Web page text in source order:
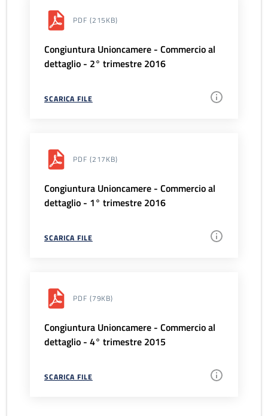
PDF (215KB)
Congiuntura Unioncamere - Commercio al
dettaglio - 2° trimestre 2016
SCARICA FILE
PDF (217KB)
Congiuntura Unioncamere - Commercio al
dettaglio - 1° trimestre 2016
SCARICA FILE
PDF (79KB)
Congiuntura Unioncamere - Commercio al
dettaglio - 4° trimestre 2015
SCARICA FILE